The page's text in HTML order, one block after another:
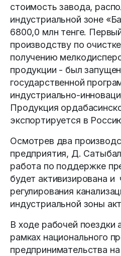
стоимость завода,
индустриальной зоне
6800,0 млн тенге.
производству по
получению
продукции - был
государственной
индустриально-
Продукция
экспортируется в
Осмотрев два
предприятия, Д.
работа по поддержке
будет активизирована и
регулирования
индустриальной зоны
В ходе рабочей поездки
рамках национального
предпринимательства